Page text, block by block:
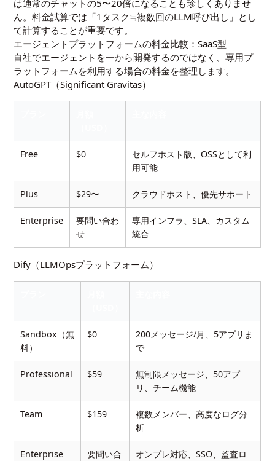
は通常のチャットの5〜20倍になることも珍しくありませ
ん。料金試算では「1タスク≒複数回のLLM呼び出し」とし
て計算することが重要です。
エージェントプラットフォームの料金比較：SaaS型
自社でエージェントを一から開発するのではなく、専用プ
ラットフォームを利用する場合の料金を整理します。
AutoGPT（Significant Gravitas）
Free $0
セルフホスト版、OSSとして利
用可能
Plus $29〜 クラウドホスト、優先サポート
Enterprise
要問い合わ
せ
専用インフラ、SLA、カスタム
統合
Dify（LLMOpsプラットフォーム）
Sandbox（無
料）
$0
200メッセージ/月、5アプリま
で
Professional $59
無制限メッセージ、50アプ
リ、チーム機能
Team $159
複数メンバー、高度なログ分
析
Enterprise
要問い合
オンプレ対応、SSO、監査ロ